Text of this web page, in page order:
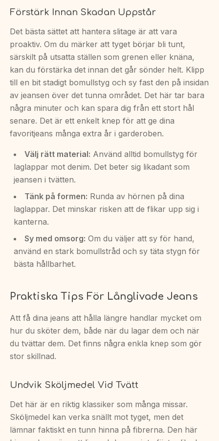
Förstärk Innan Skadan Uppstår
Det bästa sättet att hantera slitage är att vara
proaktiv. Om du märker att tyget börjar bli tunt,
särskilt på utsatta ställen som grenen eller knäna,
kan du förstärka det innan det går sönder helt. Klipp
till en bit stadigt bomullstyg och sy fast den på insidan
av jeansen över det tunna området. Det här tar bara
några minuter och kan spara dig från ett stort hål
senare. Det är ett enkelt knep för att ge dina
favoritjeans många extra år i garderoben.
Välj rätt material: Använd alltid bomullstyg för
laglappar mot denim. Det beter sig likadant som
jeansen i tvätten.
Tänk på formen: Runda av hörnen på dina
laglappar. Det minskar risken att de flikar upp sig i
kanterna.
Sy med omsorg: Om du väljer att sy för hand,
använd en stark bomullstråd och sy täta stygn för
bästa hållbarhet.
Praktiska Tips För Långlivade Jeans
Att få dina jeans att hålla längre handlar mycket om
hur du sköter dem, både när du lagar dem och när
du tvättar dem. Det finns några enkla knep som gör
stor skillnad.
Undvik Sköljmedel Vid Tvätt
Det här är en riktig klassiker som många missar.
Sköljmedel kan verka snällt mot tyget, men det
lämnar faktiskt en tunn hinna på fibrerna. Den här